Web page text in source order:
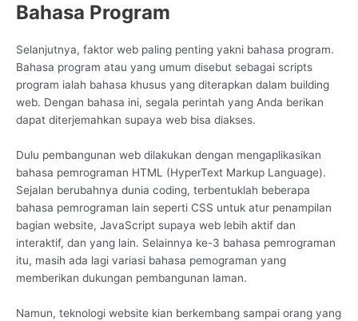
Bahasa Program
Selanjutnya, faktor web paling penting yakni bahasa program.
Bahasa program atau yang umum disebut sebagai scripts
program ialah bahasa khusus yang diterapkan dalam building
web. Dengan bahasa ini, segala perintah yang Anda berikan
dapat diterjemahkan supaya web bisa diakses.
Dulu pembangunan web dilakukan dengan mengaplikasikan
bahasa pemrograman HTML (HyperText Markup Language).
Sejalan berubahnya dunia coding, terbentuklah beberapa
bahasa pemrograman lain seperti CSS untuk atur penampilan
bagian website, JavaScript supaya web lebih aktif dan
interaktif, dan yang lain. Selainnya ke-3 bahasa pemrograman
itu, masih ada lagi variasi bahasa pemograman yang
memberikan dukungan pembangunan laman.
Namun, teknologi website kian berkembang sampai orang yang